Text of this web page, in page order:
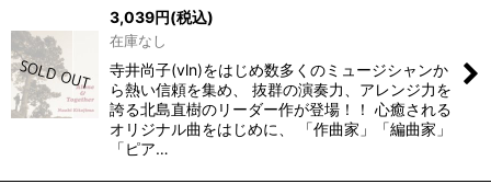
3,039円(税込)
在庫なし
寺井尚子(vln)をはじめ数多くのミュージシャンか
ら熱い信頼を集め、 抜群の演奏力、アレンジ力を
誇る北島直樹のリーダー作が登場！！ 心癒される
オリジナル曲をはじめに、 「作曲家」「編曲家」
「ピア…